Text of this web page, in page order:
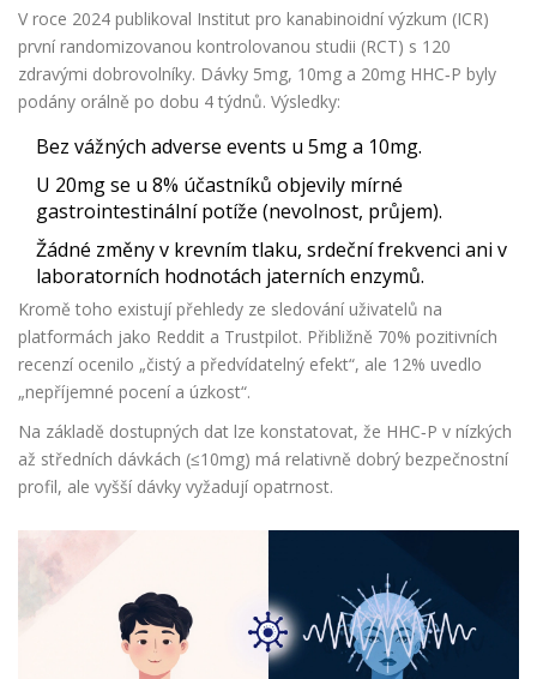
V roce 2024 publikoval Institut pro kanabinoidní výzkum (ICR)
první randomizovanou kontrolovanou studii (RCT) s 120
zdravými dobrovolníky. Dávky 5mg, 10mg a 20mg HHC‑P byly
podány orálně po dobu 4 týdnů. Výsledky:
Bez vážných adverse events u 5mg a 10mg.
U 20mg se u 8% účastníků objevily mírné
gastrointestinální potíže (nevolnost, průjem).
Žádné změny v krevním tlaku, srdeční frekvenci ani v
laboratorních hodnotách jaterních enzymů.
Kromě toho existují přehledy ze sledování uživatelů na
platformách jako Reddit a Trustpilot. Přibližně 70% pozitivních
recenzí ocenilo „čistý a předvídatelný efekt“, ale 12% uvedlo
„nepříjemné pocení a úzkost“.
Na základě dostupných dat lze konstatovat, že HHC‑P v nízkých
až středních dávkách (≤10mg) má relativně dobrý bezpečnostní
profil, ale vyšší dávky vyžadují opatrnost.